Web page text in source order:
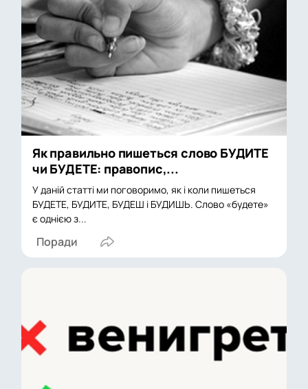
Як правильно пишеться слово БУДИТЕ
чи БУДЕТЕ: правопис,...
У даній статті ми поговоримо, як і коли пишеться
БУДЕТЕ, БУДИТЕ, БУДЕШ і БУДИШЬ. Слово «будете»
є однією з...
Поради